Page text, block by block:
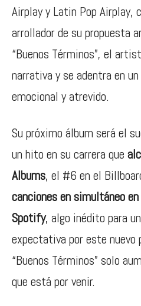
Airplay y Latin Pop Airplay,
arrollador de su propuesta
“Buenos Términos”, el
narrativa y se adentra en
emocional y atrevido.
Su próximo álbum será el
un hito en su carrera que
Albums, el #6 en el
canciones en simultáneo
Spotify, algo inédito para
expectativa por este
“Buenos Términos” solo
que está por venir.